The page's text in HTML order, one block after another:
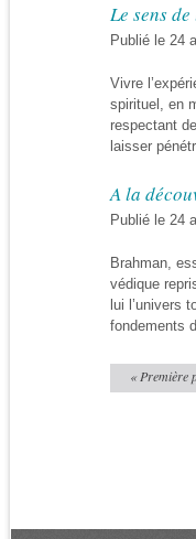
Le sens
Publié le 24
Vivre
spirituel, en
respectant
laisser
A la
Publié le 24
Brahman,
védique
lui l’univers
fondements
« Première